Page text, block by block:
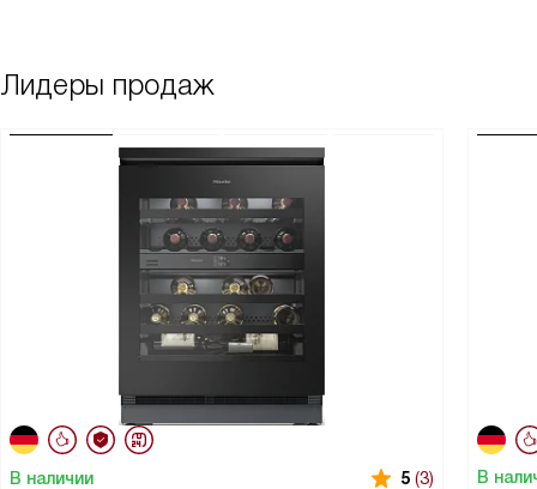
Лидеры продаж
В наличии 5 (3) В